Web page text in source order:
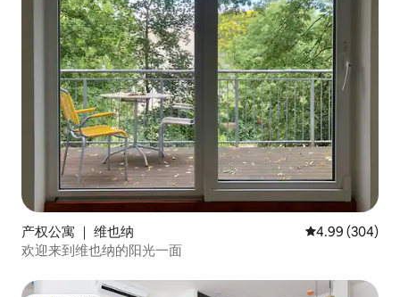
产权公寓 ｜ 维也纳 平均评分 4.99
4.99 (304)
欢迎来到维也纳的阳光一面